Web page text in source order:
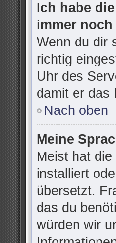
Ich habe
immer
Wenn du dir
richtig
Uhr des
damit er das
Nach oben
Meine
Meist hat
installiert
übersetzt.
das du
würden wir